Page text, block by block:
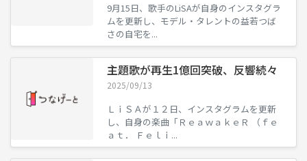
9月15日、歌手のLiSAが自身のインスタグラ
ムを更新し、モデル・タレントの益若つば
さの自宅を...
主題歌が再生1億回突破、反響続々
2025/09/13
ＬｉＳＡが１２日、インスタグラムを更新
し、自身の楽曲「ＲｅａｗａｋｅＲ （ｆｅ
ａｔ． Ｆｅｌｉ...